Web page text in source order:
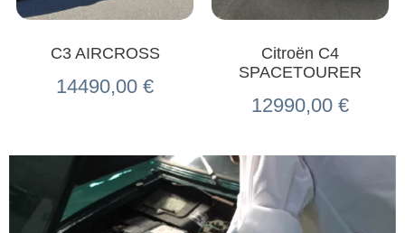
C3 AIRCROSS
14490,00 €
Citroën C4
SPACETOURER
12990,00 €